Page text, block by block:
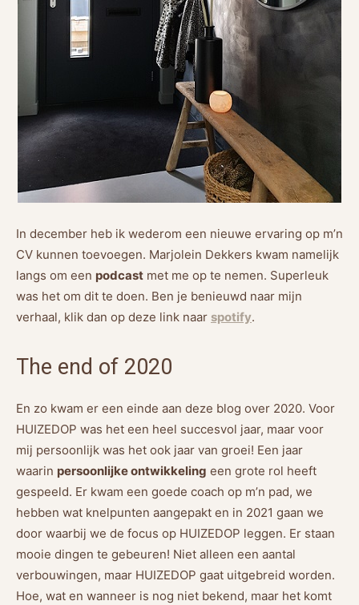
In december heb ik wederom een nieuwe ervaring op m’n
CV kunnen toevoegen. Marjolein Dekkers kwam namelijk
langs om een podcast met me op te nemen. Superleuk
was het om dit te doen. Ben je benieuwd naar mijn
verhaal, klik dan op deze link naar spotify.
The end of 2020
En zo kwam er een einde aan deze blog over 2020. Voor
HUIZEDOP was het een heel succesvol jaar, maar voor
mij persoonlijk was het ook jaar van groei! Een jaar
waarin persoonlijke ontwikkeling een grote rol heeft
gespeeld. Er kwam een goede coach op m’n pad, we
hebben wat knelpunten aangepakt en in 2021 gaan we
door waarbij we de focus op HUIZEDOP leggen. Er staan
mooie dingen te gebeuren! Niet alleen een aantal
verbouwingen, maar HUIZEDOP gaat uitgebreid worden.
Hoe, wat en wanneer is nog niet bekend, maar het komt